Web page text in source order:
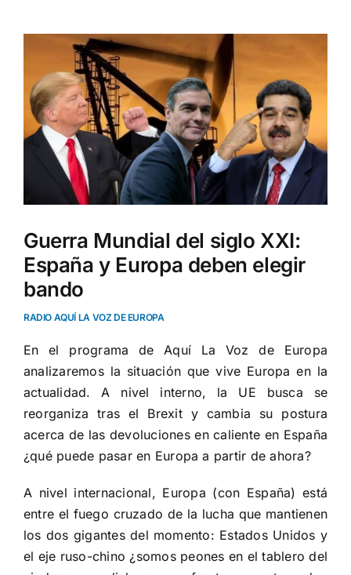
más
grande
Guerra Mundial del siglo XXI:
España y Europa deben elegir
bando
RADIO AQUÍ LA VOZ DE EUROPA
En el programa de Aquí La Voz de Europa
analizaremos la situación que vive Europa en la
actualidad. A nivel interno, la UE busca se
reorganiza tras el Brexit y cambia su postura
acerca de las devoluciones en caliente en España
¿qué puede pasar en Europa a partir de ahora?
A nivel internacional, Europa (con España) está
entre el fuego cruzado de la lucha que mantienen
los dos gigantes del momento: Estados Unidos y
el eje ruso-chino ¿somos peones en el tablero del